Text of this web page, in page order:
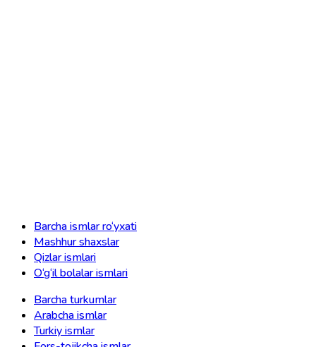
Barcha ismlar ro‘yxati
Mashhur shaxslar
Qizlar ismlari
O‘g‘il bolalar ismlari
Barcha turkumlar
Arabcha ismlar
Turkiy ismlar